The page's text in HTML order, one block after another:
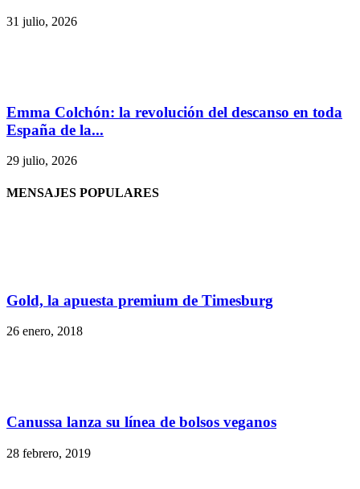
31 julio, 2026
Emma Colchón: la revolución del descanso en toda
España de la...
29 julio, 2026
MENSAJES POPULARES
Gold, la apuesta premium de Timesburg
26 enero, 2018
Canussa lanza su línea de bolsos veganos
28 febrero, 2019